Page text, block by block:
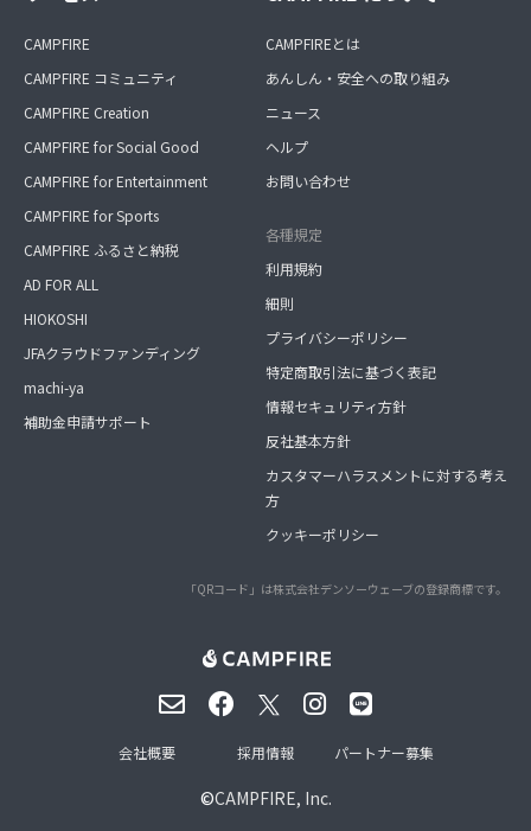
CAMPFIRE
CAMPFIRE コミュニティ
CAMPFIRE Creation
CAMPFIRE for Social Good
CAMPFIRE for Entertainment
CAMPFIRE for Sports
CAMPFIRE ふるさと納税
AD FOR ALL
HIOKOSHI
JFAクラウドファンディング
machi-ya
補助金申請サポート
CAMPFIREとは
あんしん・安全への取り組み
ニュース
ヘルプ
お問い合わせ
各種規定
利用規約
細則
プライバシーポリシー
特定商取引法に基づく表記
情報セキュリティ方針
反社基本方針
カスタマーハラスメントに対する考え
方
クッキーポリシー
「QRコード」は株式会社デンソーウェーブの登録商標です。
©CAMPFIRE, Inc.
会社概要 採用情報 パートナー募集